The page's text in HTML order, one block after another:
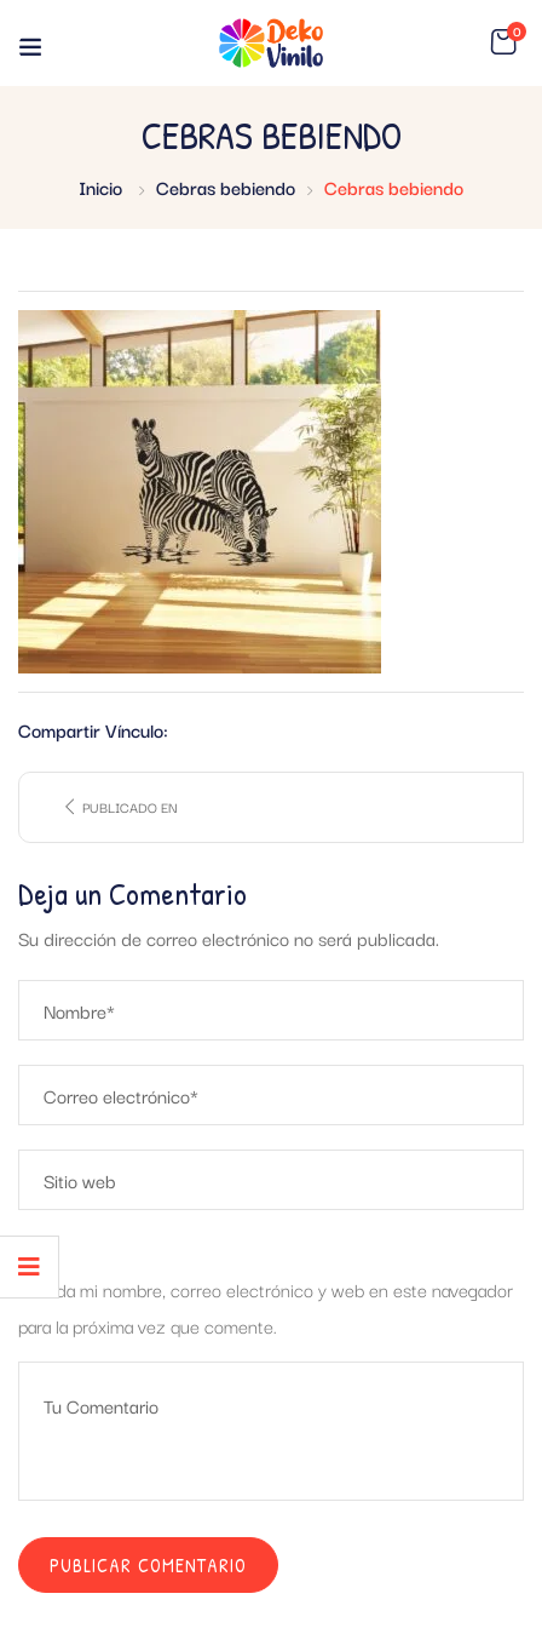
0
CEBRAS BEBIENDO
Inicio Cebras bebiendo Cebras bebiendo
Compartir Vínculo:
PUBLICADO EN
Deja un Comentario
Su dirección de correo electrónico no será publicada.
Guarda mi nombre, correo electrónico y web en este navegador
para la próxima vez que comente.